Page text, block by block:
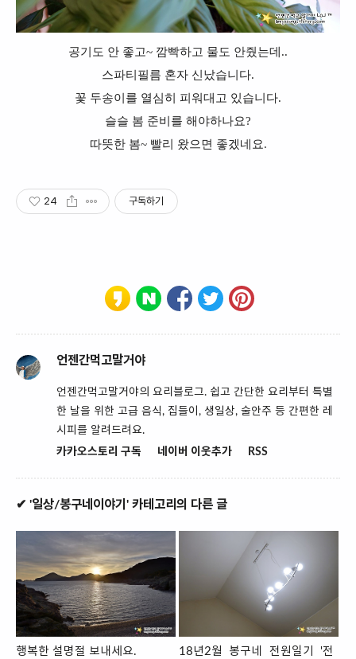
공기도 안 좋고~ 깜빡하고 물도 안줬는데..
스파티필름 혼자 신났습니다.
꽃 두송이를 열심히 피워대고 있습니다.
슬슬 봄 준비를 해야하나요?
따뜻한 봄~ 빨리 왔으면 좋겠네요.
24 구독하기
언젠간먹고말거야
언젠간먹고말거야의 요리블로그. 쉽고 간단한 요리부터 특별
한 날을 위한 고급 음식, 집들이, 생일상, 술안주 등 간편한 레
시피를 알려드려요.
카카오스토리 구독
네이버 이웃추가 RSS
✔ '일상/봉구네이야기' 카테고리의 다른 글
행복한 설명절 보내세요.
18년2월 봉구네 전원일기 '전